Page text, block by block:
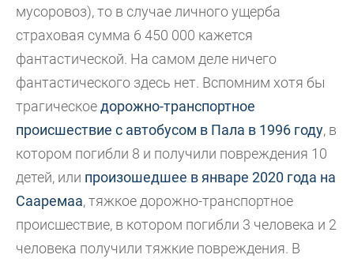
мусоровоз), то в случае личного ущерба
страховая сумма 6 450 000 кажется
фантастической. На самом деле ничего
фантастического здесь нет. Вспомним хотя бы
трагическоедорожно-транспортное
происшествие с автобусом в Пала в 1996 году, в
котором погибли 8 и получили повреждения 10
детей, или произошедшее в январе 2020 года на
Сааремаа, тяжкое дорожно-транспортное
происшествие, в котором погибли 3 человека и 2
человека получили тяжкие повреждения. В